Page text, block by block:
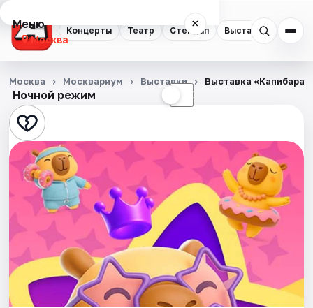
Концерты Театр Стендап Выставки
Меню ×
Москва
Концерты
Театр
Стендап
Выставки
Квесты
Экскурсии
Спорт
События
Ночной режим ☾
Москва Москвариум Выставки Выставка